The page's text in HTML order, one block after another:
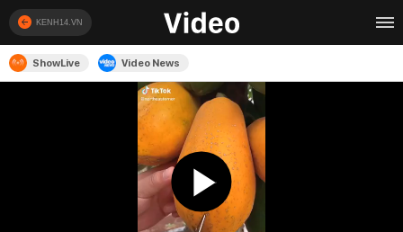
KENH14.VN
ShowLive Video News